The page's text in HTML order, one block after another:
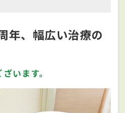
年、幅広い治療の
います。